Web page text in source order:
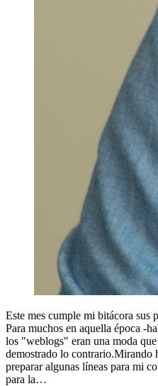
Este mes cumple mi bitácora sus
Para muchos en aquella época -
los "weblogs" eran una moda
demostrado lo contrario.Mirando
preparar algunas líneas para mi
para la…